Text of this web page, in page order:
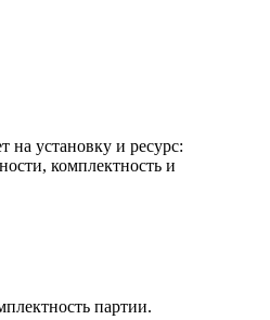
на установку и ресурс:
комплектность и
партии.